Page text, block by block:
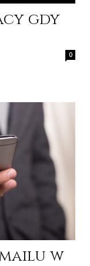
gdy
0
w